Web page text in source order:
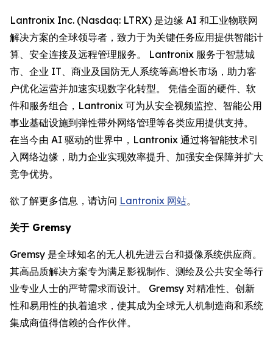
Lantronix Inc. (Nasdaq: LTRX) 是边缘 AI 和工业物联网
解决方案的全球领导者，致力于为关键任务应用提供智能计
算、安全连接及远程管理服务。 Lantronix 服务于智慧城
市、企业 IT、商业及国防无人系统等高增长市场，助力客
户优化运营并加速实现数字化转型。 凭借全面的硬件、软
件和服务组合，Lantronix 可为从安全视频监控、智能公用
事业基础设施到弹性带外网络管理等各类应用提供支持。
在当今由 AI 驱动的世界中，Lantronix 通过将智能技术引
入网络边缘，助力企业实现效率提升、加强安全保障并扩大
竞争优势。
欲了解更多信息，请访问 Lantronix 网站。
关于 Gremsy
Gremsy 是全球知名的无人机先进云台和摄像系统供应商。
其高品质解决方案专为满足影视制作、测绘及公共安全等行
业专业人士的严苛需求而设计。 Gremsy 对精准性、创新
性和易用性的执着追求，使其成为全球无人机制造商和系统
集成商值得信赖的合作伙伴。